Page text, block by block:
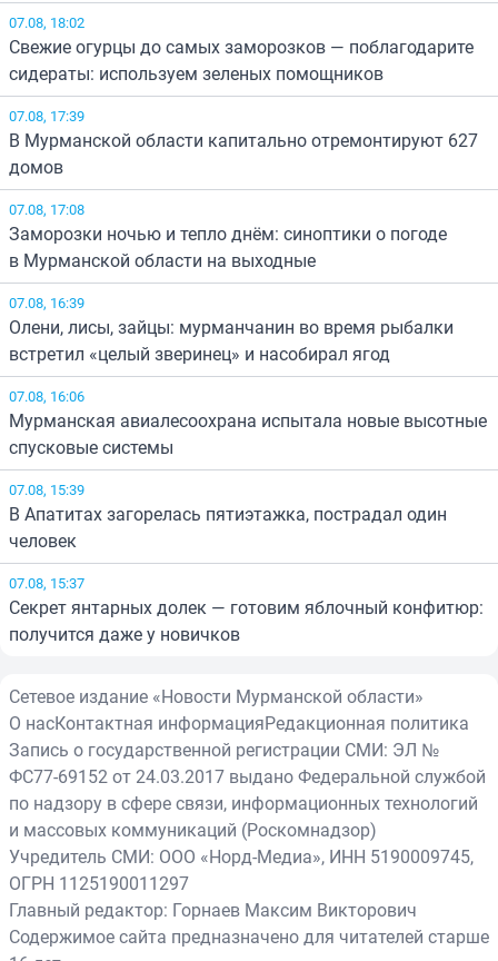
07.08, 18:02
Свежие огурцы до самых заморозков — поблагодарите
сидераты: используем зеленых помощников
07.08, 17:39
В Мурманской области капитально отремонтируют 627
домов
07.08, 17:08
Заморозки ночью и тепло днём: синоптики о погоде
в Мурманской области на выходные
07.08, 16:39
Олени, лисы, зайцы: мурманчанин во время рыбалки
встретил «целый зверинец» и насобирал ягод
07.08, 16:06
Мурманская авиалесоохрана испытала новые высотные
спусковые системы
07.08, 15:39
В Апатитах загорелась пятиэтажка, пострадал один
человек
07.08, 15:37
Секрет янтарных долек — готовим яблочный конфитюр:
получится даже у новичков
Сетевое издание «Новости Мурманской области»
О насКонтактная информацияРедакционная политика
Запись о государственной регистрации СМИ: ЭЛ №
ФС77-69152 от 24.03.2017 выдано Федеральной службой
по надзору в сфере связи, информационных технологий
и массовых коммуникаций (Роскомнадзор)
Учредитель СМИ: ООО «Норд-Медиа», ИНН 5190009745,
ОГРН 1125190011297
Главный редактор: Горнаев Максим Викторович
Содержимое сайта предназначено для читателей старше